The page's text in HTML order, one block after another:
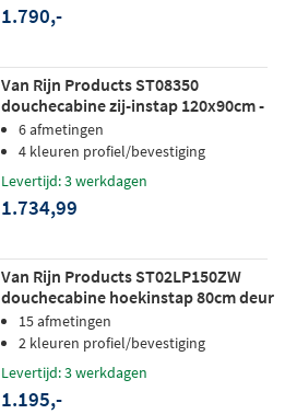
1.790,-
Van Rijn Products ST08350
douchecabine zij-instap 120x90cm -
helder glas - chroom
6 afmetingen
4 kleuren profiel/bevestiging
Levertijd: 3 werkdagen
1.734,99
Van Rijn Products ST02LP150ZW
douchecabine hoekinstap 80cm deur
90cm zijwand zwart
15 afmetingen
2 kleuren profiel/bevestiging
Levertijd: 3 werkdagen
1.195,-